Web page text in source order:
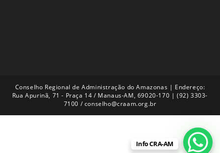
Conselho Regional de Administração do Amazonas | Endereço:
Rua Apurinã, 71 - Praça 14 / Manaus-AM, 69020-170 | (92) 3303-
7100 / conselho@craam.org.br
Info CRA-AM